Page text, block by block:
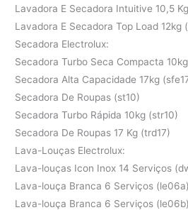
Lavadora E Secadora Intuitive 10,5
Lavadora E Secadora Top Load 12kg
Secadora Electrolux:
Secadora Turbo Seca Compacta
Secadora Alta Capacidade 17kg
Secadora De Roupas (st10)
Secadora Turbo Rápida 10kg (str10)
Secadora De Roupas 17 Kg (trd17)
Lava-Louças Electrolux:
Lava-louças Icon Inox 14 Serviços
Lava-louça Branca 6 Serviços (le06a)
Lava-louça Branca 6 Serviços (le06b)